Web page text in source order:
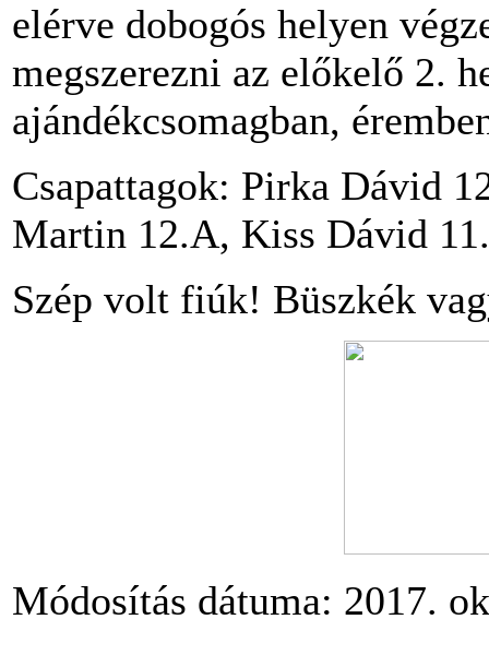
elérve dobogós helyen
megszerezni az előkelő 2.
ajándékcsomagban,
Csapattagok: Pirka Dávid
Martin 12.A, Kiss Dávid
Szép volt fiúk! Büszkék
Módosítás dátuma: 2017.